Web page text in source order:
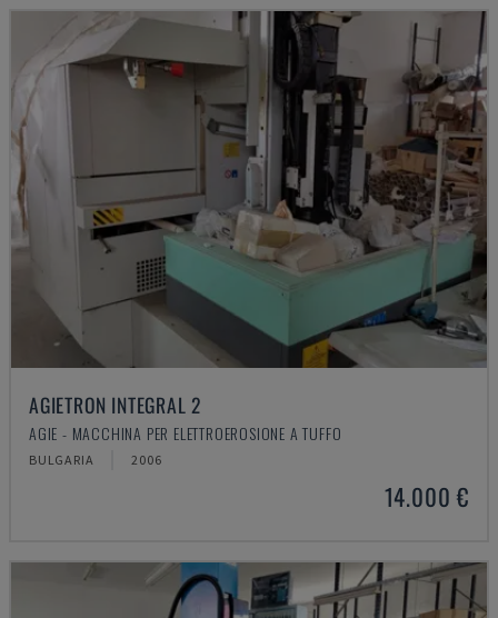
AGIETRON INTEGRAL 2
AGIE - MACCHINA PER ELETTROEROSIONE A TUFFO
BULGARIA 2006
14.000 €